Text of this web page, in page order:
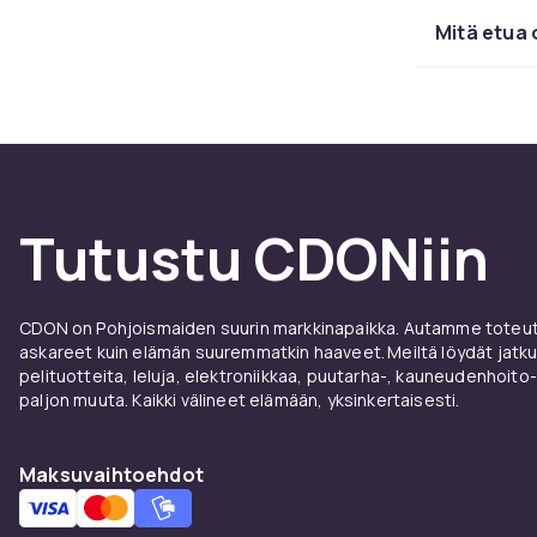
perinteisen
voivat olla
Mitä etua
Tutustu CDONiin
CDON on Pohjoismaiden suurin markkinapaikka. Autamme
askareet kuin elämän suuremmatkin haaveet. Meiltä löydät
pelituotteita, leluja, elektroniikkaa, puutarha-,
paljon muuta. Kaikki välineet elämään, yksinkertaisesti.
Maksuvaihtoehdot